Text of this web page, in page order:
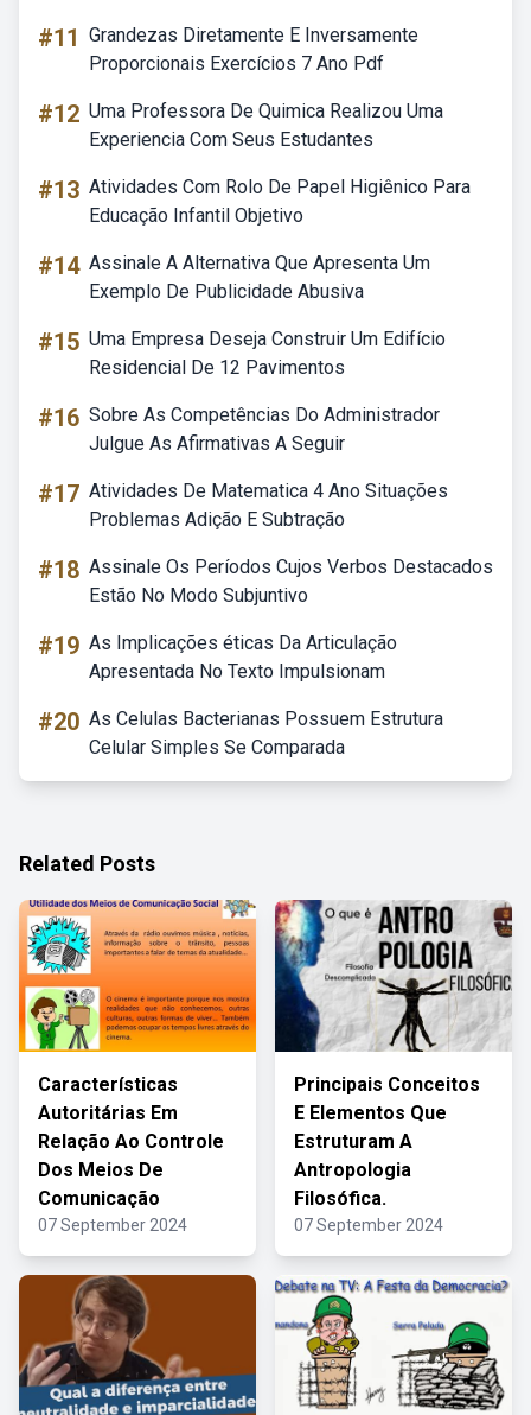
#11 Grandezas Diretamente E Inversamente
Proporcionais Exercícios 7 Ano Pdf
#12 Uma Professora De Quimica Realizou Uma
Experiencia Com Seus Estudantes
#13 Atividades Com Rolo De Papel Higiênico Para
Educação Infantil Objetivo
#14 Assinale A Alternativa Que Apresenta Um
Exemplo De Publicidade Abusiva
#15 Uma Empresa Deseja Construir Um Edifício
Residencial De 12 Pavimentos
#16 Sobre As Competências Do Administrador
Julgue As Afirmativas A Seguir
#17 Atividades De Matematica 4 Ano Situações
Problemas Adição E Subtração
#18 Assinale Os Períodos Cujos Verbos Destacados
Estão No Modo Subjuntivo
#19 As Implicações éticas Da Articulação
Apresentada No Texto Impulsionam
#20 As Celulas Bacterianas Possuem Estrutura
Celular Simples Se Comparada
Related Posts
Características
Autoritárias Em
Relação Ao Controle
Dos Meios De
Comunicação
07 September 2024
Principais Conceitos
E Elementos Que
Estruturam A
Antropologia
Filosófica.
07 September 2024